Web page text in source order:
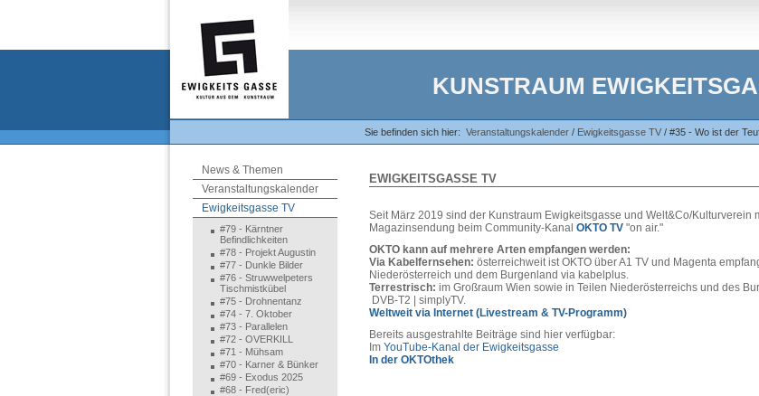
KUNSTRAUM
Sie befinden sich hier: Veranstaltungskalender / Ewigkeitsgasse TV / #35 - Wo ist der
News & Themen
Veranstaltungskalender
Ewigkeitsgasse TV
#79 - Kärntner
Befindlichkeiten
#78 - Projekt Augustin
#77 - Dunkle Bilder
#76 - Struwwelpeters
Tischmistkübel
#75 - Drohnentanz
#74 - 7. Oktober
#73 - Parallelen
#72 - OVERKILL
#71 - Mühsam
#70 - Karner & Bünker
#69 - Exodus 2025
#68 - Fred(eric)
EWIGKEITSGASSE TV
Seit März 2019 sind der Kunstraum Ewigkeitsgasse und Welt&Co/Kulturverein
Magazinsendung beim Community-Kanal OKTO TV "on air."
OKTO kann auf mehrere Arten empfangen werden:
Via Kabelfernsehen: österreichweit ist OKTO über A1 TV und Magenta
Niederösterreich und dem Burgenland via kabelplus.
Terrestrisch: im Großraum Wien sowie in Teilen Niederösterreichs und des
DVB-T2 | simplyTV.
Weltweit via Internet (Livestream & TV-Programm)
Bereits ausgestrahlte Beiträge sind hier verfügbar:
Im YouTube-Kanal der Ewigkeitsgasse
In der OKTOthek